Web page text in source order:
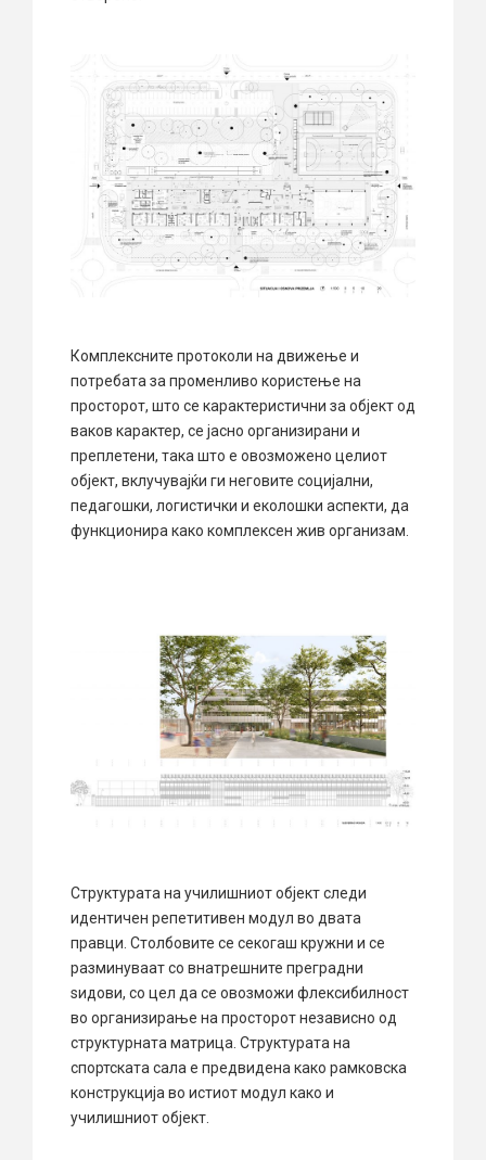
Комплексните протоколи на движење и
потребата за променливо користење на
просторот, што се карактеристични за објект од
ваков карактер, се јасно организирани и
преплетени, така што е овозможено целиот
објект, вклучувајќи ги неговите социјални,
педагошки, логистички и еколошки аспекти, да
функционира како комплексен жив организам.
Структурата на училишниот објект следи
идентичен репетитивен модул во двата
правци. Столбовите се секогаш кружни и се
разминуваат со внатрешните преградни
ѕидови, со цел да се овозможи флексибилност
во организирање на просторот независно од
структурната матрица. Структурата на
спортската сала е предвидена како рамковска
конструкција во истиот модул како и
училишниот објект.